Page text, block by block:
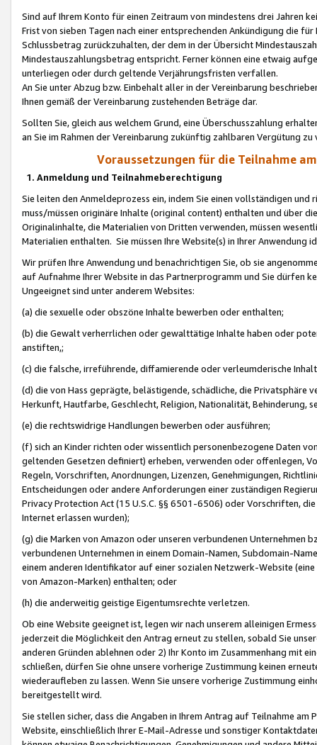
Sind auf Ihrem Konto für einen Zeitraum von mindestens drei Jahren
Frist von sieben Tagen nach einer entsprechenden Ankündigung die
Schlussbetrag zurückzuhalten, der dem in der Übersicht
Mindestauszahlungsbetrag entspricht. Ferner können eine etwaig
unterliegen oder durch geltende Verjährungsfristen verfallen.
An Sie unter Abzug bzw. Einbehalt aller in der Vereinbarung
Ihnen gemäß der Vereinbarung zustehenden Beträge dar.
Sollten Sie, gleich aus welchem Grund, eine Überschusszahlung
an Sie im Rahmen der Vereinbarung zukünftig zahlbaren Vergütung zu
Voraussetzungen für die Teilnahme
1. Anmeldung und Teilnahmeberechtigung
Sie leiten den Anmeldeprozess ein, indem Sie einen vollständigen
muss/müssen originäre Inhalte (original content) enthalten und über
Originalinhalte, die Materialien von Dritten verwenden, müssen
Materialien enthalten. Sie müssen Ihre Website(s) in Ihrer Anwendung
Wir prüfen Ihre Anwendung und benachrichtigen Sie, ob sie
auf Aufnahme Ihrer Website in das Partnerprogramm und Sie dürfen
Ungeeignet sind unter anderem Websites:
(a) die sexuelle oder obszöne Inhalte bewerben oder enthalten;
(b) die Gewalt verherrlichen oder gewalttätige Inhalte haben oder
anstiften,;
(c) die falsche, irreführende, diffamierende oder verleumderische
(d) die von Hass geprägte, belästigende, schädliche, die Privatsphäre
Herkunft, Hautfarbe, Geschlecht, Religion, Nationalität, Behinderung,
(e) die rechtswidrige Handlungen bewerben oder ausführen;
(f) sich an Kinder richten oder wissentlich personenbezogene Daten
geltenden Gesetzen definiert) erheben, verwenden oder offenlegen,
Regeln, Vorschriften, Anordnungen, Lizenzen, Genehmigungen,
Entscheidungen oder andere Anforderungen einer zuständigen
Privacy Protection Act (15 U.S.C. §§ 6501-6506) oder Vorschriften,
Internet erlassen wurden);
(g) die Marken von Amazon oder unseren verbundenen Unternehmen
verbundenen Unternehmen in einem Domain-Namen, Subdomain-
einem anderen Identifikator auf einer sozialen Netzwerk-Website
von Amazon-Marken) enthalten; oder
(h) die anderweitig geistige Eigentumsrechte verletzen.
Ob eine Website geeignet ist, legen wir nach unserem alleinigen
jederzeit die Möglichkeit den Antrag erneut zu stellen, sobald Sie
anderen Gründen ablehnen oder 2) Ihr Konto im Zusammenhang mit
schließen, dürfen Sie ohne unsere vorherige Zustimmung keinen
wiederaufleben zu lassen. Wenn Sie unsere vorherige Zustimmung
bereitgestellt wird.
Sie stellen sicher, dass die Angaben in Ihrem Antrag auf Teilnahme
Website, einschließlich Ihrer E-Mail-Adresse und sonstiger